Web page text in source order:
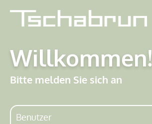
Willkommen!
Bitte melden Sie sich an
Benutzer